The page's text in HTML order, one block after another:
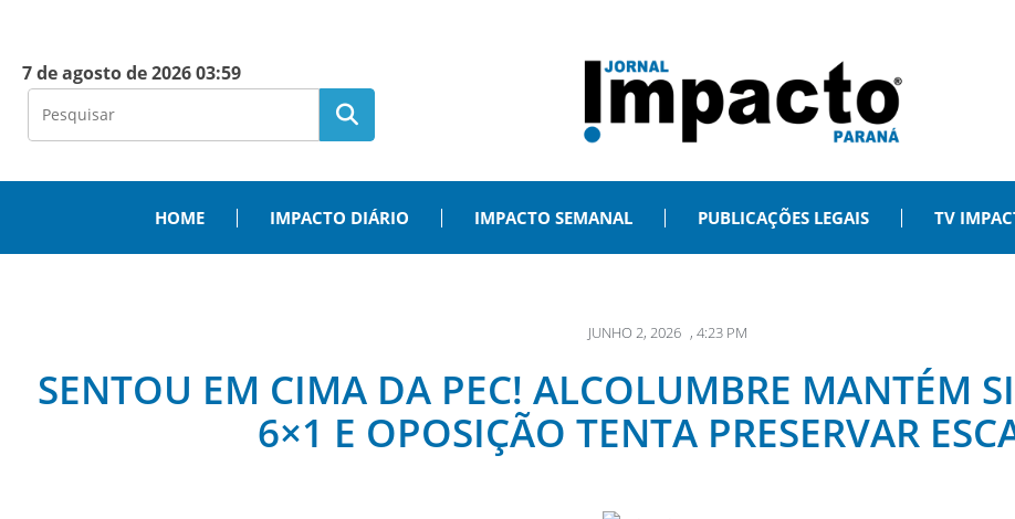
7 de agosto de 2026 03:59
HOME IMPACTO DIÁRIO IMPACTO SEMANAL PUBLICAÇÕES LEGAIS TV
JUNHO 2, 2026 , 4:23 PM
SENTOU EM CIMA DA PEC! ALCOLUMBRE MANTÉM
6×1 E OPOSIÇÃO TENTA PRESERVAR